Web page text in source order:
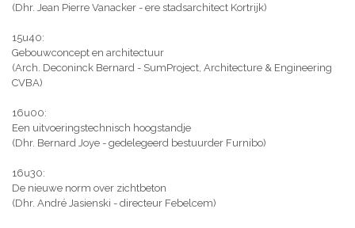
(Dhr. Jean Pierre Vanacker - ere stadsarchitect Kortrijk)
15u40:
Gebouwconcept en architectuur
(Arch. Deconinck Bernard - SumProject, Architecture & Engineering
CVBA)
16u00:
Een uitvoeringstechnisch hoogstandje
(Dhr. Bernard Joye - gedelegeerd bestuurder Furnibo)
16u30:
De nieuwe norm over zichtbeton
(Dhr. André Jasienski - directeur Febelcem)